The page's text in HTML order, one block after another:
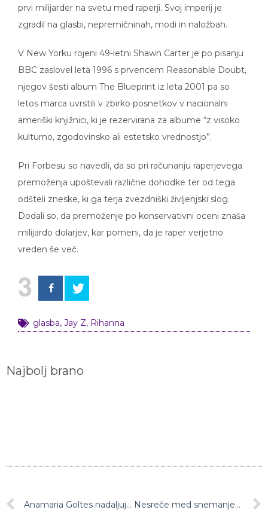
prvi milijarder na svetu med raperji. Svoj imperij je
zgradil na glasbi, nepremičninah, modi in naložbah.
V New Yorku rojeni 49-letni Shawn Carter je po pisanju
BBC zaslovel leta 1996 s prvencem Reasonable Doubt,
njegov šesti album The Blueprint iz leta 2001 pa so
letos marca uvrstili v zbirko posnetkov v nacionalni
ameriški knjižnici, ki je rezervirana za albume “z visoko
kulturno, zgodovinsko ali estetsko vrednostjo”.
Pri Forbesu so navedli, da so pri računanju raperjevega
premoženja upoštevali različne dohodke ter od tega
odšteli zneske, ki ga terja zvezdniški življenjski slog.
Dodali so, da premoženje po konservativni oceni znaša
milijardo dolarjev, kar pomeni, da je raper verjetno
vreden še več.
3
glasba, Jay Z, Rihanna
Najbolj brano
Anamaria Goltes nadaljuje z objavljanjem izzivalnih fotografij Nesreče med snemanjem novega Bondovega filma se kar vrstijo